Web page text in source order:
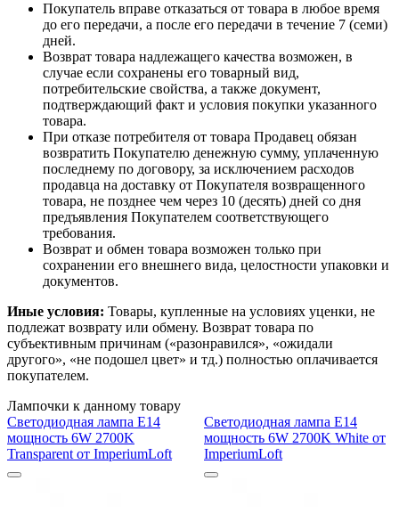
Покупатель вправе отказаться от товара в любое время
до его передачи, а после его передачи в течение 7 (семи)
дней.
Возврат товара надлежащего качества возможен, в
случае если сохранены его товарный вид,
потребительские свойства, а также документ,
подтверждающий факт и условия покупки указанного
товара.
При отказе потребителя от товара Продавец обязан
возвратить Покупателю денежную сумму, уплаченную
последнему по договору, за исключением расходов
продавца на доставку от Покупателя возвращенного
товара, не позднее чем через 10 (десять) дней со дня
предъявления Покупателем соответствующего
требования.
Возврат и обмен товара возможен только при
сохранении его внешнего вида, целостности упаковки и
документов.
Иные условия: Товары, купленные на условиях уценки, не
подлежат возврату или обмену. Возврат товара по
субъективным причинам («разонравился», «ожидали
другого», «не подошел цвет» и тд.) полностью оплачивается
покупателем.
Лампочки к данному товару
Светодиодная лампа E14
мощность 6W 2700K
Transparent от ImperiumLoft
Светодиодная лампа E14
мощность 6W 2700K White от
ImperiumLoft